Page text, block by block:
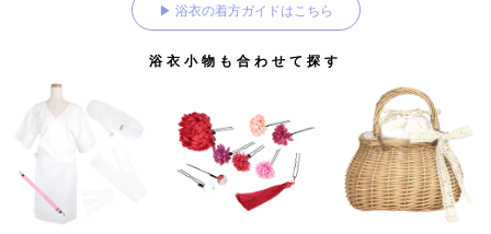
▶ 浴衣の着方ガイドはこちら
浴衣小物も合わせて探す